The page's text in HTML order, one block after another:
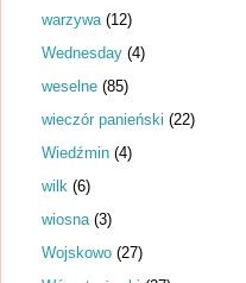
warzywa (12)
Wednesday (4)
weselne (85)
wieczór panieński (22)
Wiedźmin (4)
wilk (6)
wiosna (3)
Wojskowo (27)